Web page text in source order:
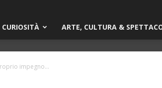
CURIOSITÀ ARTE, CULTURA &
impegno...